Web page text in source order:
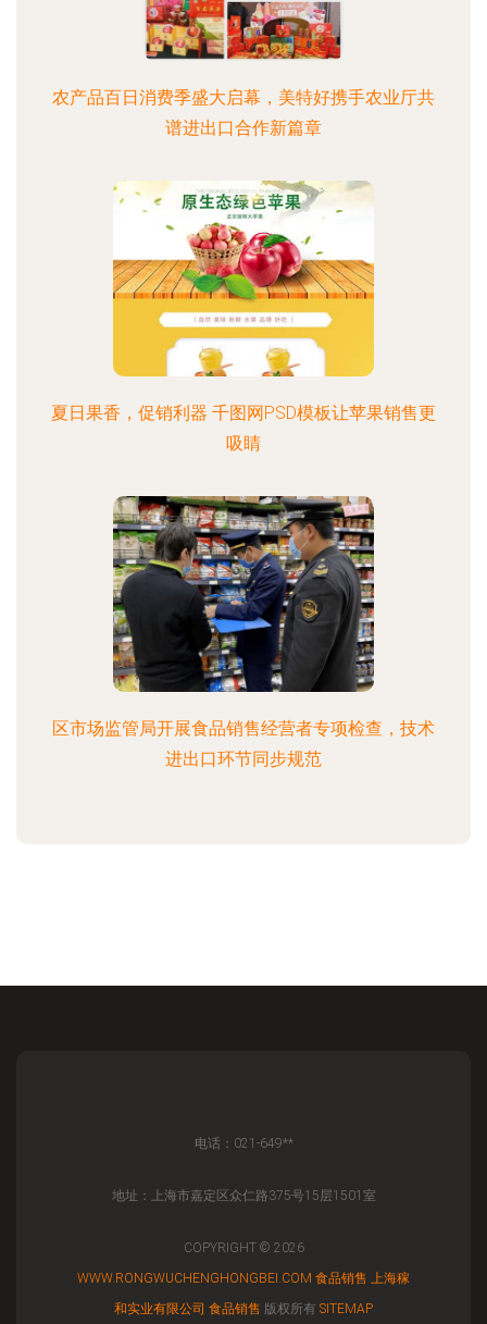
农产品百日消费季盛大启幕，美特好携手农业厅共
谱进出口合作新篇章
夏日果香，促销利器 千图网PSD模板让苹果销售更
吸睛
区市场监管局开展食品销售经营者专项检查，技术
进出口环节同步规范
电话：021-649**
地址：上海市嘉定区众仁路375号15层1501室
COPYRIGHT © 2026
WWW.RONGWUCHENGHONGBEI.COM 食品销售 上海稼
和实业有限公司 食品销售 版权所有 SITEMAP